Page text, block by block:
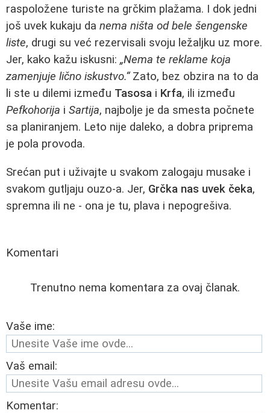
raspoložene turiste na grčkim plažama. I dok jedni
još uvek kukaju da nema ništa od bele šengenske
liste, drugi su već rezervisali svoju ležaljku uz more.
Jer, kako kažu iskusni: „Nema te reklame koja
zamenjuje lično iskustvo.“Zato, bez obzira na to da
li ste u dilemi između Tasosa i Krfa, ili između
Pefkohorija i Sartija, najbolje je da smesta počnete
sa planiranjem. Leto nije daleko, a dobra priprema
je pola provoda.
Srećan put i uživajte u svakom zalogaju musake i
svakom gutljaju ouzo-a. Jer, Grčka nas uvek čeka,
spremna ili ne - ona je tu, plava i nepogrešiva.
Komentari
Trenutno nema komentara za ovaj članak.
Vaše ime:
Vaš email:
Komentar: